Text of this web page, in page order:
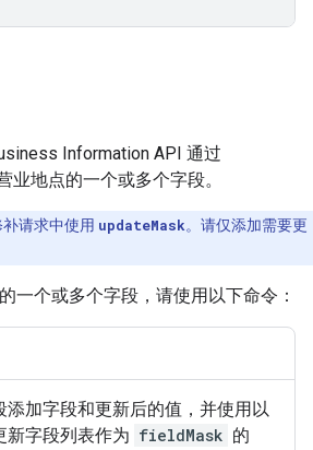
Information API 通过
业地点的一个或多个字段。
请求中使用 updateMask。请仅添加需要更
一个或多个字段，请使用以下命令：
添加字段和更新后的值，并使用以
新字段列表作为 fieldMask 的